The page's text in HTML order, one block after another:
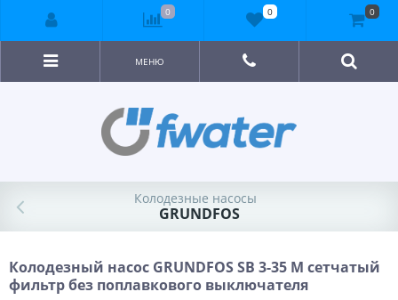
МЕНЮ
Колодезные насосы
GRUNDFOS
Колодезный насос GRUNDFOS SB 3-35 M сетчатый
фильтр без поплавкового выключателя
0 0 0